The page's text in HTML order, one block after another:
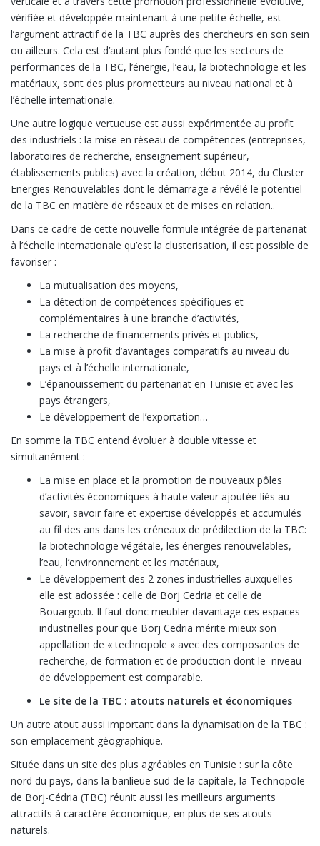
vérifiée et développée maintenant à une petite échelle, est
l’argument attractif de la TBC auprès des chercheurs en son sein
ou ailleurs. Cela est d’autant plus fondé que les secteurs de
performances de la TBC, l’énergie, l’eau, la biotechnologie et les
matériaux, sont des plus prometteurs au niveau national et à
l’échelle internationale.
Une autre logique vertueuse est aussi expérimentée au profit
des industriels : la mise en réseau de compétences (entreprises,
laboratoires de recherche, enseignement supérieur,
établissements publics) avec la création, début 2014, du Cluster
Energies Renouvelables dont le démarrage a révélé le potentiel
de la TBC en matière de réseaux et de mises en relation..
Dans ce cadre de cette nouvelle formule intégrée de partenariat
à l’échelle internationale qu’est la clusterisation, il est possible de
favoriser :
La mutualisation des moyens,
La détection de compétences spécifiques et
complémentaires à une branche d’activités,
La recherche de financements privés et publics,
La mise à profit d’avantages comparatifs au niveau du
pays et à l’échelle internationale,
L’épanouissement du partenariat en Tunisie et avec les
pays étrangers,
Le développement de l’exportation…
En somme la TBC entend évoluer à double vitesse et
simultanément :
La mise en place et la promotion de nouveaux pôles
d’activités économiques à haute valeur ajoutée liés au
savoir, savoir faire et expertise développés et accumulés
au fil des ans dans les créneaux de prédilection de la TBC:
la biotechnologie végétale, les énergies renouvelables,
l’eau, l’environnement et les matériaux,
Le développement des 2 zones industrielles auxquelles
elle est adossée : celle de Borj Cedria et celle de
Bouargoub. Il faut donc meubler davantage ces espaces
industrielles pour que Borj Cedria mérite mieux son
appellation de « technopole » avec des composantes de
recherche, de formation et de production dont le niveau
de développement est comparable.
Le site de la TBC : atouts naturels et économiques
Un autre atout aussi important dans la dynamisation de la TBC :
son emplacement géographique.
Située dans un site des plus agréables en Tunisie : sur la côte
nord du pays, dans la banlieue sud de la capitale, la Technopole
de Borj-Cédria (TBC) réunit aussi les meilleurs arguments
attractifs à caractère économique, en plus de ses atouts
naturels.